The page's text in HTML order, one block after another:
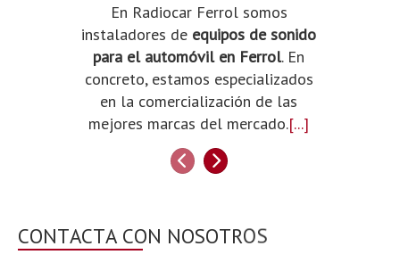
En Radiocar Ferrol somos
instaladores de equipos de sonido
para el automóvil en Ferrol. En
concreto, estamos especializados
en la comercialización de las
mejores marcas del mercado.[...]
AnteriorSiguiente